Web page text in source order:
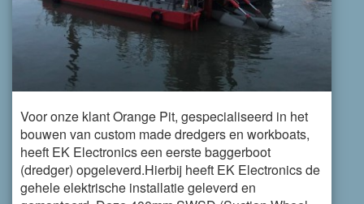
Voor onze klant Orange Pit, gespecialiseerd in het
bouwen van custom made dredgers en workboats,
heeft EK Electronics een eerste baggerboot
(dredger) opgeleverd.Hierbij heeft EK Electronics de
gehele elektrische installatie geleverd en